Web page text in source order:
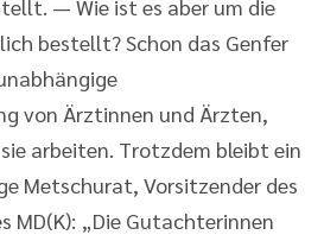
— Wie ist es aber um die
bestellt? Schon das Genfer
von Ärztinnen und Ärzten,
arbeiten. Trotzdem bleibt ein
Metschurat, Vorsitzender des
MD(K): „Die Gutachterinnen